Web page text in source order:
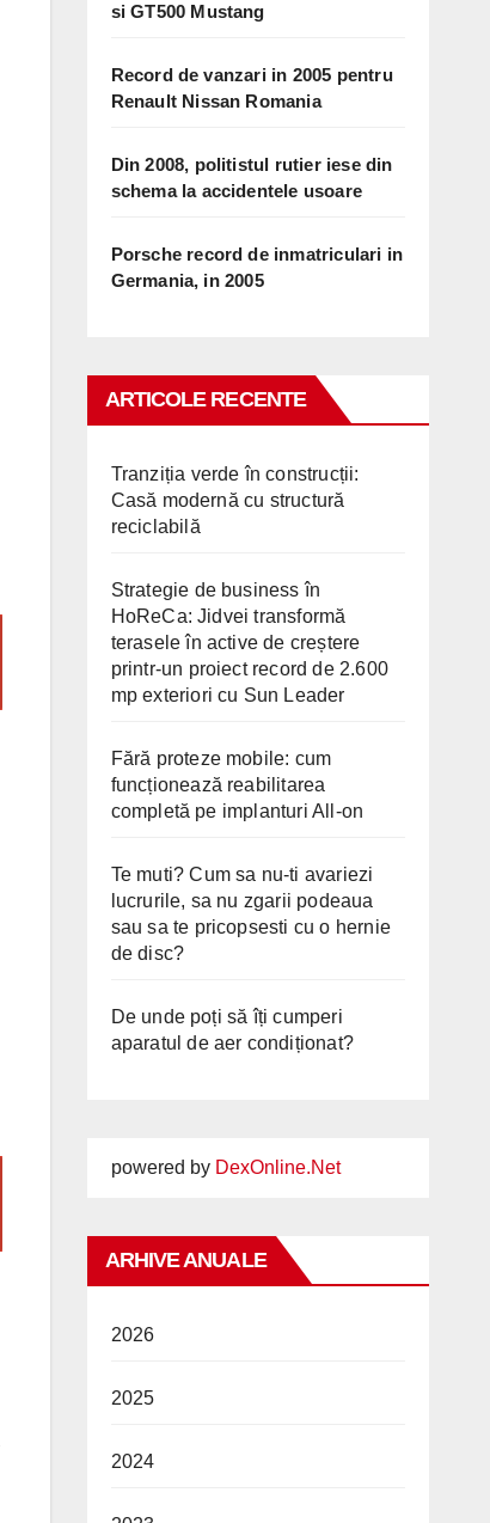
si GT500 Mustang
Record de vanzari in 2005 pentru
Renault Nissan Romania
Din 2008, politistul rutier iese din
schema la accidentele usoare
Porsche record de inmatriculari in
Germania, in 2005
ARTICOLE RECENTE
Tranziția verde în construcții:
Casă modernă cu structură
reciclabilă
Strategie de business în
HoReCa: Jidvei transformă
terasele în active de creștere
printr-un proiect record de 2.600
mp exteriori cu Sun Leader
Fără proteze mobile: cum
funcționează reabilitarea
completă pe implanturi All-on
Te muti? Cum sa nu-ti avariezi
lucrurile, sa nu zgarii podeaua
sau sa te pricopsesti cu o hernie
de disc?
De unde poți să îți cumperi
aparatul de aer condiționat?
powered by DexOnline.Net
ARHIVE ANUALE
2026
2025
2024